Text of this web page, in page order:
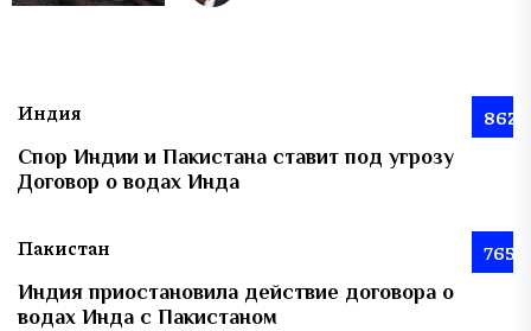
Индия 862
Спор Индии и Пакистана ставит под угрозу
Договор о водах Инда
Пакистан 765
Индия приостановила действие договора о
водах Инда с Пакистаном